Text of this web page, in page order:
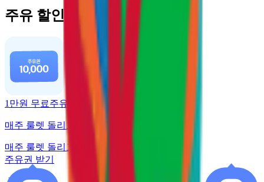
주유 할인 혜택
1만원 무료주유
매주 룰렛 돌리고 주유권 받기
매주 룰렛 돌리고
주유권 받기